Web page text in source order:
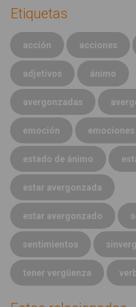
Etiquetas
acción acciones
adjetivos ánimo
avergonzadas
emoción emociones
estado de ánimo
estar avergonzada
estar avergonzado
sentimientos
tener vergüenza